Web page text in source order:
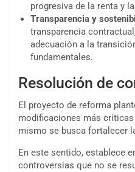
progresiva de la renta y
Transparencia y
transparencia
adecuación a la
fundamentales.
Resolución de
El proyecto de reforma
modificaciones más críticas
mismo se busca fortalecer
En este sentido, establece
controversias que no se